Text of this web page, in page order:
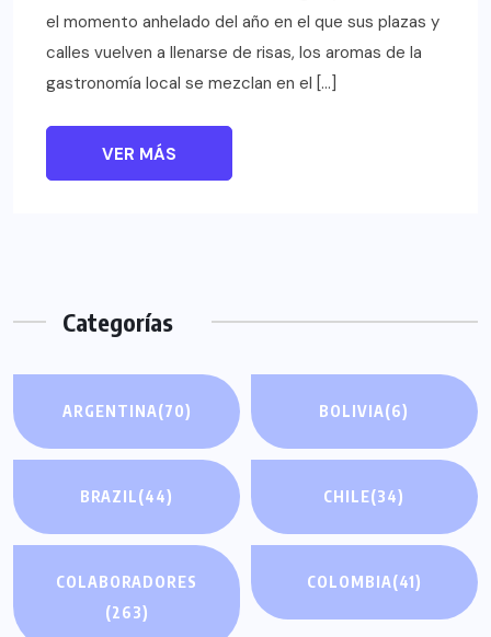
el momento anhelado del año en el que sus plazas y
calles vuelven a llenarse de risas, los aromas de la
gastronomía local se mezclan en el […]
VER MÁS
Categorías
ARGENTINA(70) BOLIVIA(6)
BRAZIL(44) CHILE(34)
COLABORADORES
(263)
COLOMBIA(41)